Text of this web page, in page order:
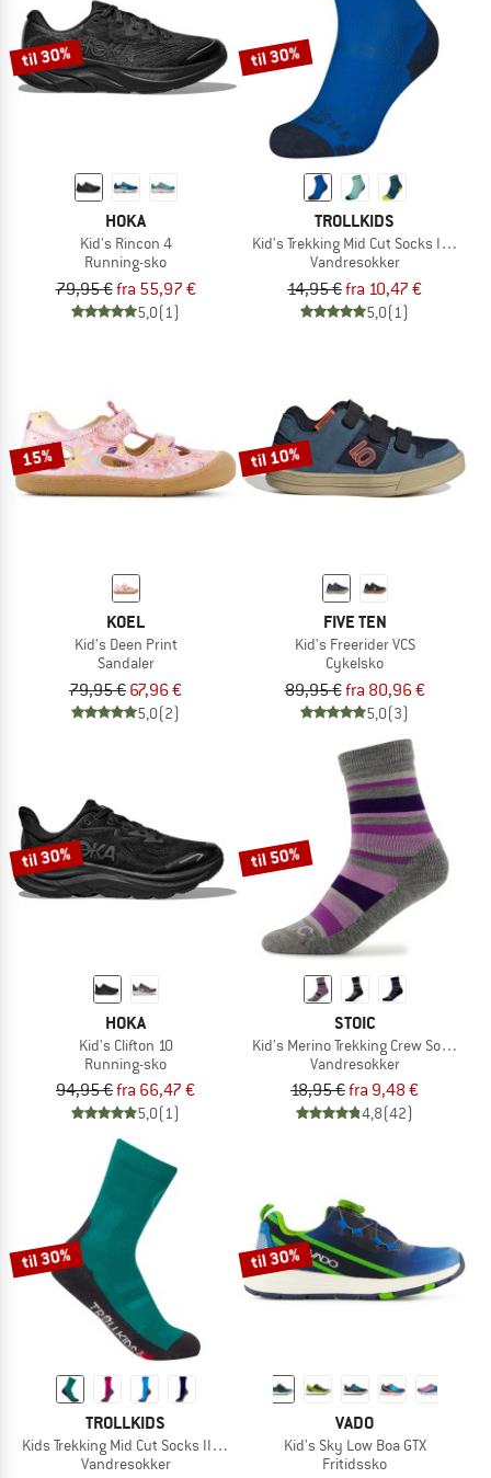
til 30%
HOKA
Kid's Rincon 4
Running-sko
79,95 €fra 55,97 €
5,0(1)
til 30%
TROLLKIDS
Kid's Trekking Mid Cut Socks III 2-
Vandresokker
14,95 €fra 10,47 €
5,0(1)
15%
KOEL
Kid's Deen Print
Sandaler
79,95 € 67,96 €
5,0(2)
til 10%
FIVE TEN
Kid's Freerider VCS
Cykelsko
89,95 €fra 80,96 €
5,0(3)
til 30%
HOKA
Kid's Clifton 10
Running-sko
94,95 €fra 66,47 €
5,0(1)
til 50%
STOIC
Kid's Merino Trekking Crew Socks
Vandresokker
18,95 €fra 9,48 €
4,8(42)
til 30%
TROLLKIDS
Kids Trekking Mid Cut Socks II 2-Pack
Vandresokker
til 30%
VADO
Kid's Sky Low Boa GTX
Fritidssko